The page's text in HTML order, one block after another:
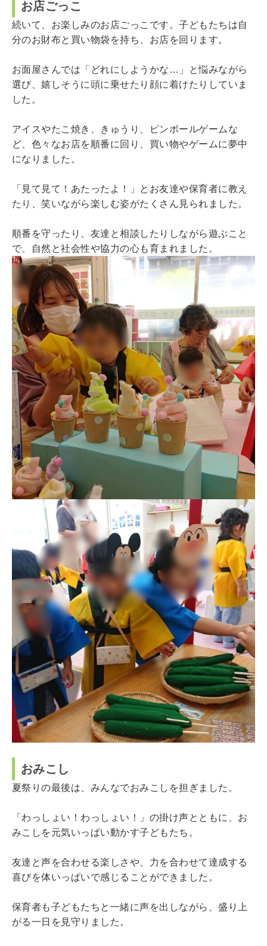
お店ごっこ
続いて、お楽しみのお店ごっこです。子どもたちは自
分のお財布と買い物袋を持ち、お店を回ります。
お面屋さんでは「どれにしようかな…」と悩みながら
選び、嬉しそうに頭に乗せたり顔に着けたりしていま
した。
アイスやたこ焼き、きゅうり、ピンボールゲームな
ど、色々なお店を順番に回り、買い物やゲームに夢中
になりました。
「見て見て！あたったよ！」とお友達や保育者に教え
たり、笑いながら楽しむ姿がたくさん見られました。
順番を守ったり、友達と相談したりしながら遊ぶこと
で、自然と社会性や協力の心も育まれました。
おみこし
夏祭りの最後は、みんなでおみこしを担ぎました。
「わっしょい！わっしょい！」の掛け声とともに、お
みこしを元気いっぱい動かす子どもたち。
友達と声を合わせる楽しさや、力を合わせて達成する
喜びを体いっぱいで感じることができました。
保育者も子どもたちと一緒に声を出しながら、盛り上
がる一日を見守りました。